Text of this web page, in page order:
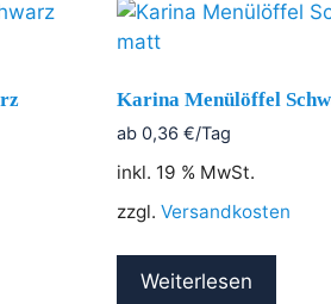
Karina Menülöffel
ab0,36€/Tag
inkl. 19 % MwSt.
zzgl.Versandkosten
Weiterlesen